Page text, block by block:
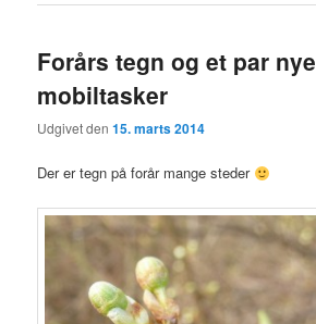
Forårs tegn og et par nye
mobiltasker
Udgivet den15. marts 2014
Der er tegn på forår mange steder